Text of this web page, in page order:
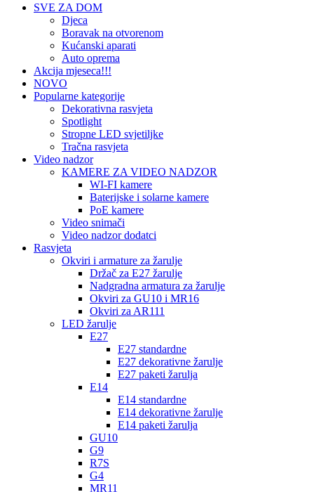
SVE ZA DOM
Djeca
Boravak na otvorenom
Kućanski aparati
Auto oprema
Akcija mjeseca!!!
NOVO
Popularne kategorije
Dekorativna rasvjeta
Spotlight
Stropne LED svjetiljke
Tračna rasvjeta
Video nadzor
KAMERE ZA VIDEO NADZOR
WI-FI kamere
Baterijske i solarne kamere
PoE kamere
Video snimači
Video nadzor dodatci
Rasvjeta
Okviri i armature za žarulje
Držač za E27 žarulje
Nadgradna armatura za žarulje
Okviri za GU10 i MR16
Okviri za AR111
LED žarulje
E27
E27 standardne
E27 dekorativne žarulje
E27 paketi žarulja
E14
E14 standardne
E14 dekorativne žarulje
E14 paketi žarulja
GU10
G9
R7S
G4
MR11